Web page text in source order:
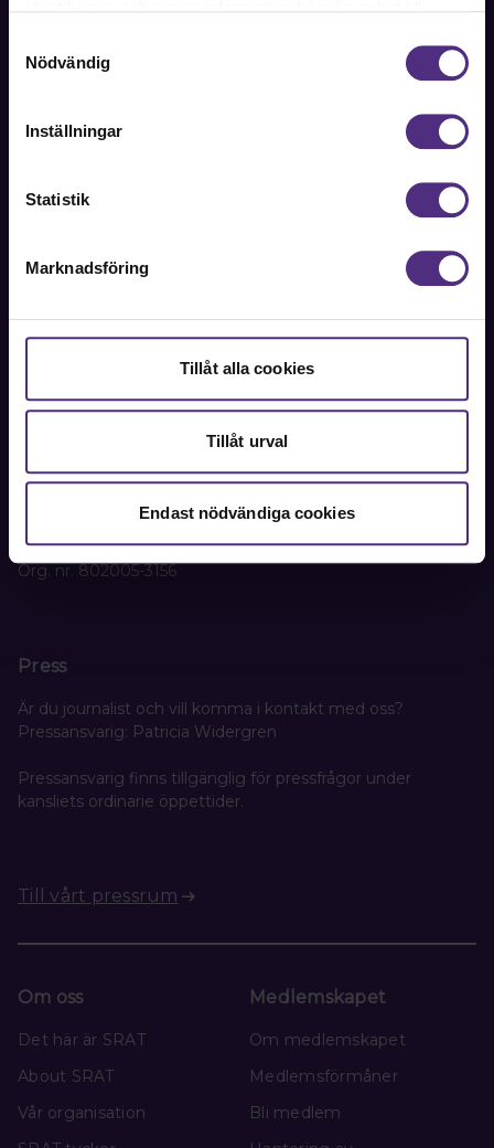
Dock har vi lagt in anonymisering av IP-adress i
förhållande till Google Analytics. Du godkänner våra
cookies vid fortsatt användande av vår webbplats.
Nödvändig
Inställningar
Statistik
Marknadsföring
Tillåt alla cookies
Tillåt urval
Endast nödvändiga cookies
Kontakt
Kontakta oss på SRAT med frågor om ditt medlemskap
eller allmänna fackliga frågor om din anställning.
08-442 44 60
SRAT
Oxtorgsgatan 9-11, 111 57 Stockholm
Org. nr. 802005-3156
Press
Är du journalist och vill komma i kontakt med oss?
Pressansvarig: Patricia Widergren
Pressansvarig finns tillgänglig för pressfrågor under
kansliets ordinarie öppettider.
Till vårt pressrum
Om oss
Det här är SRAT
About SRAT
Vår organisation
Medlemskapet
Om medlemskapet
Medlemsförmåner
Bli medlem